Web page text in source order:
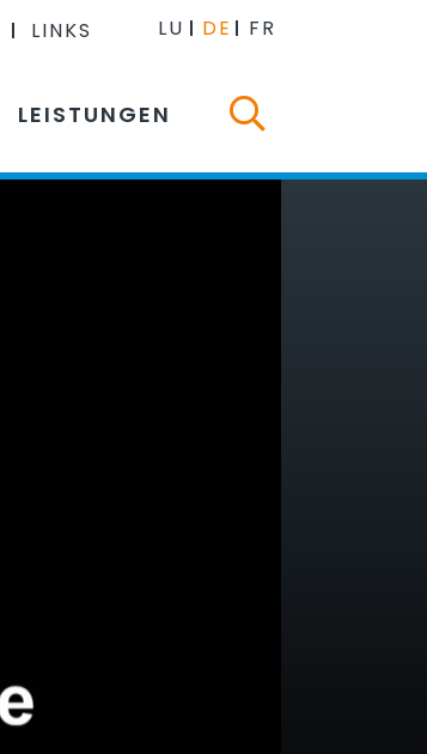
LINKS LU DE FR
LEISTUNGEN